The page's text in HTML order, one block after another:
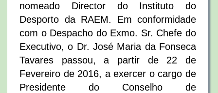
nomeado Director do Instituto do
Desporto da RAEM. Em conformidade
com o Despacho do Exmo. Sr. Chefe do
Executivo, o Dr. José Maria da Fonseca
Tavares passou, a partir de 22 de
Fevereiro de 2016, a exercer o cargo de
Presidente do Conselho de